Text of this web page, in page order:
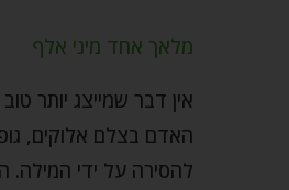
מלאך אחד מיני אלף
אין דבר שמייצג יותר
האדם בצלם אלוקים,
להסירה על ידי